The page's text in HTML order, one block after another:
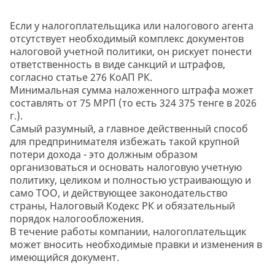
Если у налогоплательщика или налогового агента
отсутствует необходимый комплекс документов
налоговой учетной политики, он рискует понести
ответственность в виде санкций и штрафов,
согласно статье 276 КоАП РК.
Минимальная сумма наложенного штрафа может
составлять от 75 МРП (то есть 324 375 тенге в 2026
г.).
Самый разумный, а главное действенный способ
для предпринимателя избежать такой крупной
потери дохода - это должным образом
организоваться и основать налоговую учетную
политику, целиком и полностью устраивающую и
само ТОО, и действующее законодательство
страны, Налоговый Кодекс РК и обязательный
порядок налогообложения.
В течение работы компании, налогоплательщик
может вносить необходимые правки и изменения в
имеющийся документ.